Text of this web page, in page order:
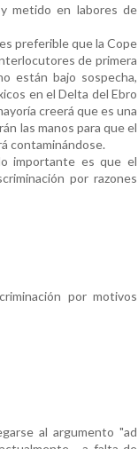
metido en labores de
preferible que la Cope
de primera
están bajo sospecha,
en el Delta del Ebro
creerá que es una
las manos para que el
contaminándose.
importante es que el
por razones
por motivos
al argumento "ad